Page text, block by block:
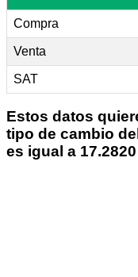
Compra
Venta
SAT
Estos datos
tipo de cambio
es igual a